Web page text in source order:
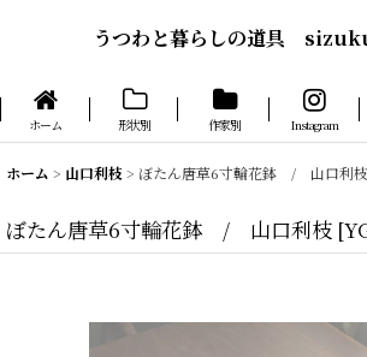
うつわと暮らしの道具
ホーム 形状別 作家別 Instagram
ホーム > 山口利枝 > ぼたん唐草6寸輪花鉢 / 山口利枝
ぼたん唐草6寸輪花鉢 / 山口利枝 [